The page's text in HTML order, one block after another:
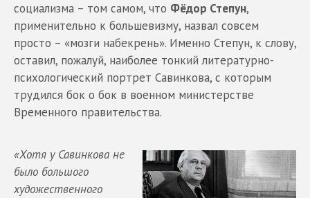
социализма – том самом, что Фёдор Степун,
применительно к большевизму, назвал совсем
просто – «мозги набекрень». Именно Степун, к слову,
оставил, пожалуй, наиболее тонкий литературно-
психологический портрет Савинкова, с которым
трудился бок о бок в военном министерстве
Временного правительства.
«Хотя у Савинкова не
было большого
художественного